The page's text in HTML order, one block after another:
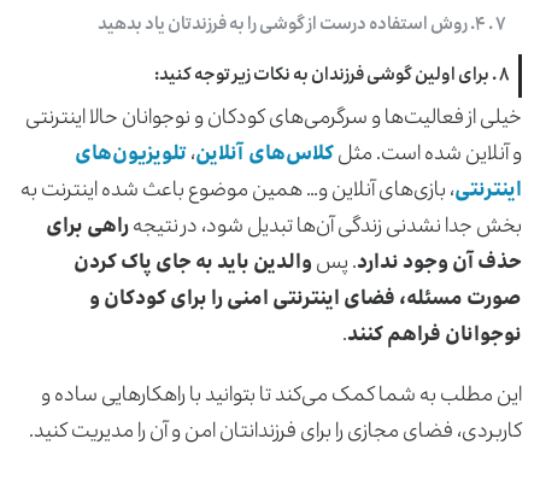
۷ . ۴. روش استفاده درست از گوشی را به فرزندتان یاد بدهید
۸ . برای اولین گوشی فرزندان به نکات زیر توجه کنید:
خیلی از فعالیت‌ها و سرگرمی‌های کودکان و نوجوانان حالا اینترنتی
و آنلاین شده است. مثلکلاس‌های آنلاین،تلویزیون‌های
اینترنتی، بازی‌های آنلاین و… همین موضوع باعث شده اینترنت به
بخش جدا نشدنی زندگی آن‌ها تبدیل شود، در نتیجهراهی برای
حذف آن وجود ندارد. پسوالدین باید به جای پاک کردن
صورت مسئله، فضای اینترنتی امنی را برای کودکان و
نوجوانان فراهم کنند.
این مطلب به شما کمک می‌کند تا بتوانید با راهکارهایی ساده و
کاربردی، فضای مجازی را برای فرزندانتان امن و آن را مدیریت کنید.